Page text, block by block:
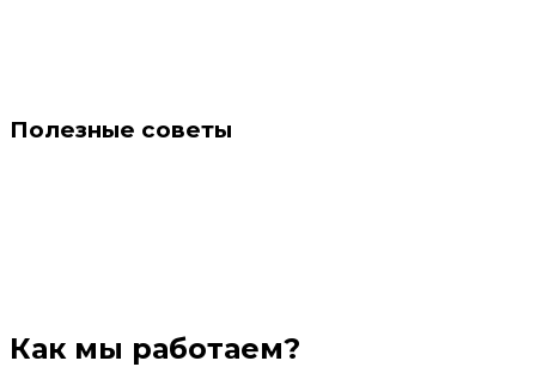
Полезные советы
Как мы работаем?